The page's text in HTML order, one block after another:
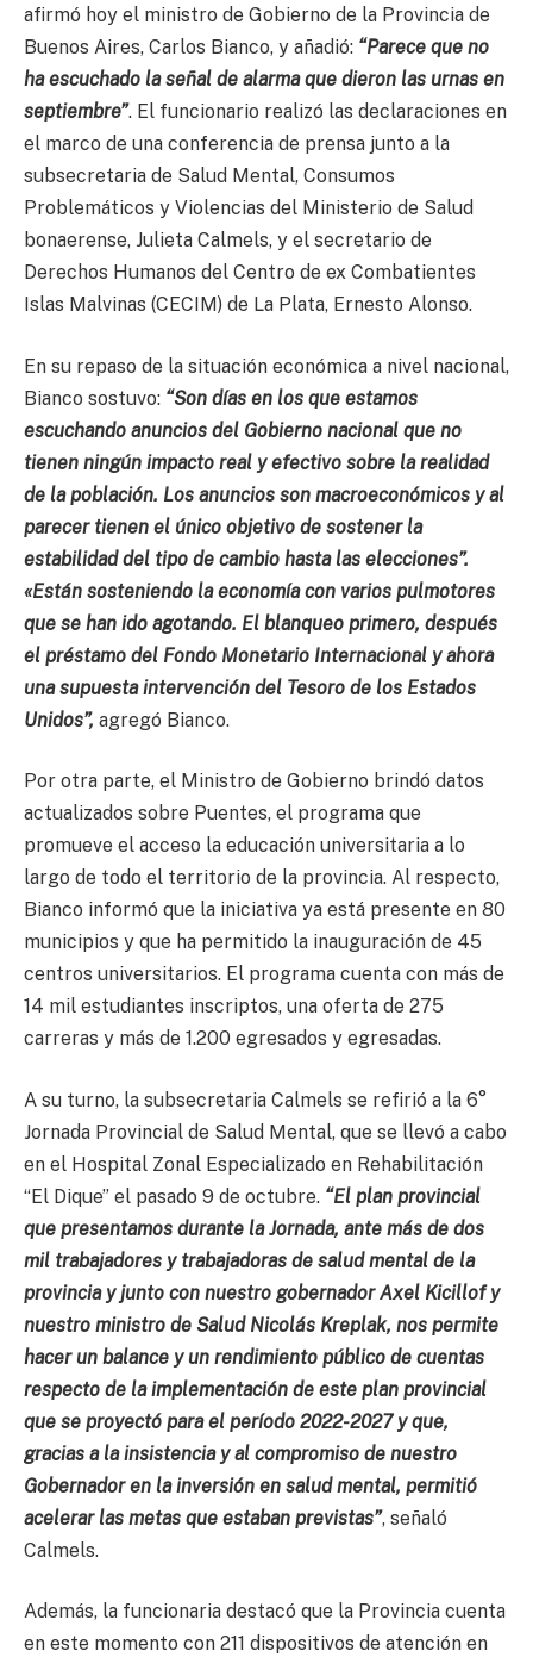
afirmó hoy el ministro de Gobierno de la Provincia de
Buenos Aires, Carlos Bianco, y añadió: “Parece que no
ha escuchado la señal de alarma que dieron las urnas en
septiembre”. El funcionario realizó las declaraciones en
el marco de una conferencia de prensa junto a la
subsecretaria de Salud Mental, Consumos
Problemáticos y Violencias del Ministerio de Salud
bonaerense, Julieta Calmels, y el secretario de
Derechos Humanos del Centro de ex Combatientes
Islas Malvinas (CECIM) de La Plata, Ernesto Alonso.
En su repaso de la situación económica a nivel nacional,
Bianco sostuvo: “Son días en los que estamos
escuchando anuncios del Gobierno nacional que no
tienen ningún impacto real y efectivo sobre la realidad
de la población. Los anuncios son macroeconómicos y al
parecer tienen el único objetivo de sostener la
estabilidad del tipo de cambio hasta las elecciones”.
«Están sosteniendo la economía con varios pulmotores
que se han ido agotando. El blanqueo primero, después
el préstamo del Fondo Monetario Internacional y ahora
una supuesta intervención del Tesoro de los Estados
Unidos”, agregó Bianco.
Por otra parte, el Ministro de Gobierno brindó datos
actualizados sobre Puentes, el programa que
promueve el acceso la educación universitaria a lo
largo de todo el territorio de la provincia. Al respecto,
Bianco informó que la iniciativa ya está presente en 80
municipios y que ha permitido la inauguración de 45
centros universitarios. El programa cuenta con más de
14 mil estudiantes inscriptos, una oferta de 275
carreras y más de 1.200 egresados y egresadas.
A su turno, la subsecretaria Calmels se refirió a la 6°
Jornada Provincial de Salud Mental, que se llevó a cabo
en el Hospital Zonal Especializado en Rehabilitación
“El Dique” el pasado 9 de octubre. “El plan provincial
que presentamos durante la Jornada, ante más de dos
mil trabajadores y trabajadoras de salud mental de la
provincia y junto con nuestro gobernador Axel Kicillof y
nuestro ministro de Salud Nicolás Kreplak, nos permite
hacer un balance y un rendimiento público de cuentas
respecto de la implementación de este plan provincial
que se proyectó para el período 2022-2027 y que,
gracias a la insistencia y al compromiso de nuestro
Gobernador en la inversión en salud mental, permitió
acelerar las metas que estaban previstas”, señaló
Calmels.
Además, la funcionaria destacó que la Provincia cuenta
en este momento con 211 dispositivos de atención en